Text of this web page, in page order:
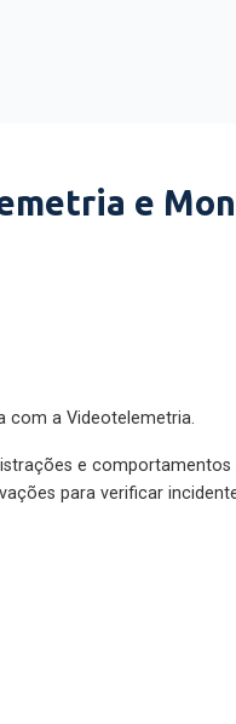
e
a Videotelemetria.
e comportamentos
para verificar